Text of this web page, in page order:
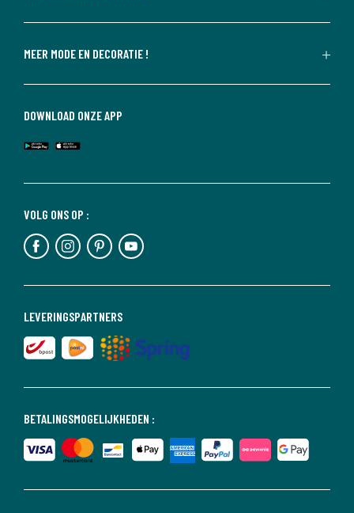
MEER MODE EN DECORATIE !
BETALINGSMOGELIJKHEDEN :
LEVERINGSPARTNERS
VOLG ONS OP :
DOWNLOAD ONZE APP